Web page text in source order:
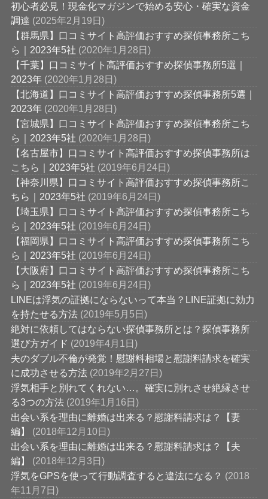
初心者必見！現金化マガジンで始める安心・確実な資金
調達 (2025年2月19日)
【群馬県】口コミサイト高評価おすすめ探偵事務所こち
ら｜2023年5社 (2020年1月28日)
【千葉】口コミサイト高評価おすすめ探偵事務所5選｜
2023年 (2020年1月28日)
【北海道】口コミサイト高評価おすすめ探偵事務所5選｜
2023年 (2020年1月28日)
【宮城県】口コミサイト高評価おすすめ探偵事務所こち
ら｜2023年5社 (2020年1月28日)
【名古屋市】口コミサイト高評価おすすめ探偵事務所は
こちら｜2023年5社 (2019年6月24日)
【神奈川県】口コミサイト高評価おすすめ探偵事務所こ
ちら｜2023年5社 (2019年6月24日)
【埼玉県】口コミサイト高評価おすすめ探偵事務所こち
ら｜2023年5社 (2019年6月24日)
【福岡県】口コミサイト高評価おすすめ探偵事務所こち
ら｜2023年5社 (2019年6月24日)
【大阪府】口コミサイト高評価おすすめ探偵事務所こち
ら｜2023年5社 (2019年6月24日)
LINEは浮気の証拠にならないって本当？LINE証拠に効力
を持たせる方法 (2019年5月5日)
絶対に依頼してはならない探偵事務所とは？探偵事務所
選び方ガイド (2019年4月1日)
夫のダブル不倫が発覚！慰謝料相場と慰謝料請求を確実
に成功させる方法 (2019年2月27日)
浮気相手と別れてくれない…。確実に別れさせ絶縁させ
る3つの方法 (2019年1月16日)
出会い系を理由に離婚は出来る？慰謝料請求は？【妻
編】
(2018年12月10日)
出会い系を理由に離婚は出来る？慰謝料請求は？【夫
編】
(2018年12月3日)
浮気をGPSを使って行動調査すると違法になる？ (2018
年11月7日)